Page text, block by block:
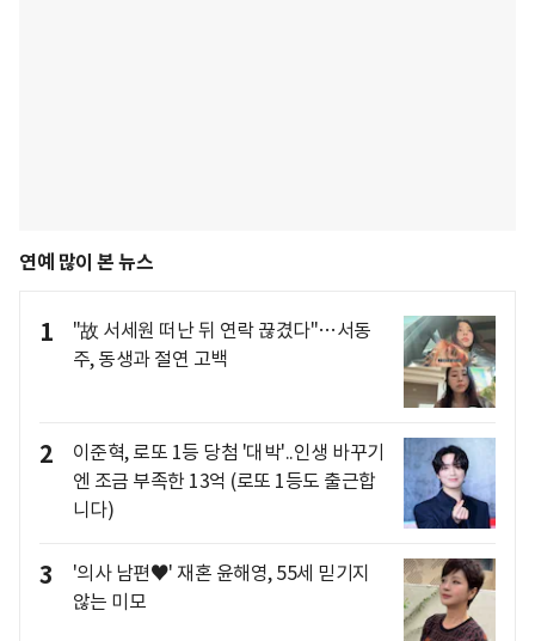
연예 많이 본 뉴스
1
"故 서세원 떠난 뒤 연락 끊겼다"…서동
주, 동생과 절연 고백
2
이준혁, 로또 1등 당첨 '대박'..인생 바꾸기
엔 조금 부족한 13억 (로또 1등도 출근합
니다)
3
'의사 남편♥' 재혼 윤해영, 55세 믿기지
않는 미모